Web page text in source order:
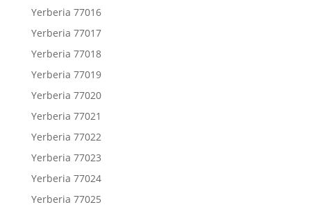
Yerberia 77016
Yerberia 77017
Yerberia 77018
Yerberia 77019
Yerberia 77020
Yerberia 77021
Yerberia 77022
Yerberia 77023
Yerberia 77024
Yerberia 77025